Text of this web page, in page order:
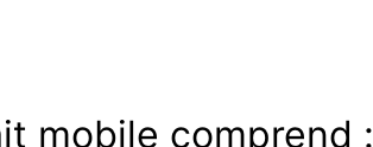
mobile comprend :